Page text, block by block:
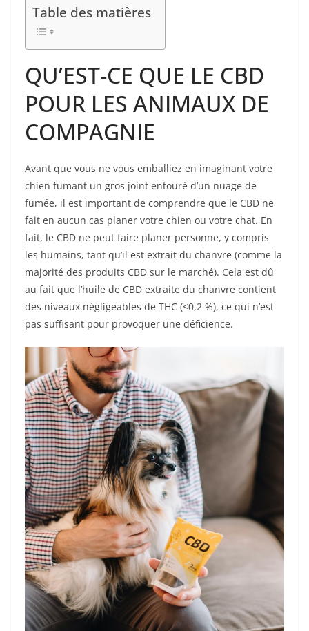
Table des matières
QU’EST-CE QUE LE CBD
POUR LES ANIMAUX DE
COMPAGNIE
Avant que vous ne vous emballiez en imaginant votre
chien fumant un gros joint entouré d’un nuage de
fumée, il est important de comprendre que le CBD ne
fait en aucun cas planer votre chien ou votre chat. En
fait, le CBD ne peut faire planer personne, y compris
les humains, tant qu’il est extrait du chanvre (comme la
majorité des produits CBD sur le marché). Cela est dû
au fait que l’huile de CBD extraite du chanvre contient
des niveaux négligeables de THC (<0,2 %), ce qui n’est
pas suffisant pour provoquer une déficience.